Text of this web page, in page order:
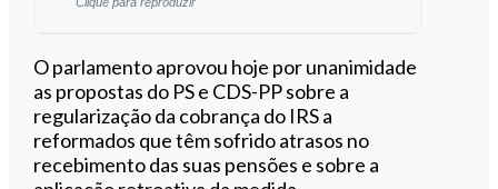
Ouvir este artigo
O parlamento aprovou hoje por unanimidade
as propostas do PS e CDS-PP sobre a
regularização da cobrança do IRS a
reformados que têm sofrido atrasos no
recebimento das suas pensões e sobre a